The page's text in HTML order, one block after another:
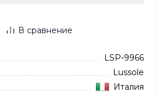
В сравнение
LSP-9966
Lussole
Италия